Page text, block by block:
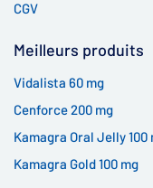
CGV
Meilleurs produits
Vidalista 60 mg
Cenforce 200 mg
Kamagra Oral Jelly 100
Kamagra Gold 100 mg